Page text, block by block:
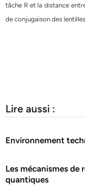
tâche R et la distance
de conjugaison des
Lire aussi :
Environnement
Les mécanismes de
quantiques